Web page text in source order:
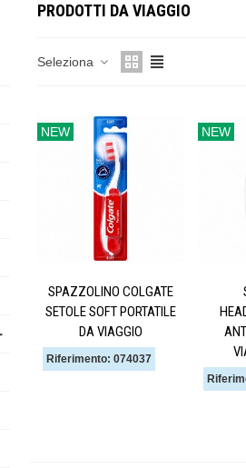
PRODOTTI DA VIAGGIO
Seleziona
NEW
SPAZZOLINO COLGATE
SETOLE SOFT PORTATILE
DA VIAGGIO
Riferimento: 074037
NEW